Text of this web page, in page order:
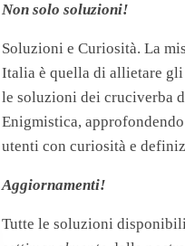
Non solo soluzioni!
Soluzioni e Curiosità. La
Italia è quella di allietare
le soluzioni dei cruciverba
Enigmistica,
utenti con curiosità e
Aggiornamenti!
Tutte le soluzioni